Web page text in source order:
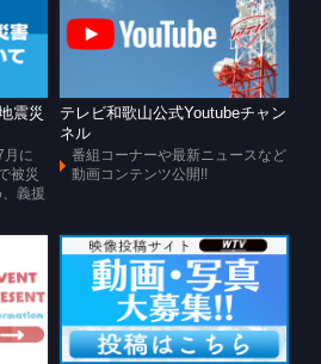
震災
月に
被災
義援
テレビ和歌山公式Youtubeチャン
ネル
番組コーナーや最新ニュースなど
動画コンテンツ公開!!